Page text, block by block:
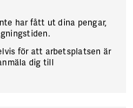
har fått ut dina pengar,
för att arbets­platsen är
dig till